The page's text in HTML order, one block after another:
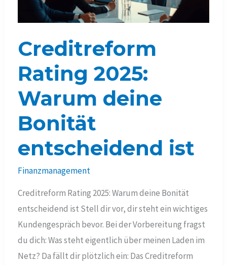
Creditreform
Rating 2025:
Warum deine
Bonität
entscheidend ist
Finanzmanagement
Creditreform Rating 2025: Warum deine Bonität
entscheidend ist Stell dir vor, dir steht ein wichtiges
Kundengespräch bevor. Bei der Vorbereitung fragst
du dich: Was steht eigentlich über meinen Laden im
Netz? Da fällt dir plötzlich ein: Das Creditreform